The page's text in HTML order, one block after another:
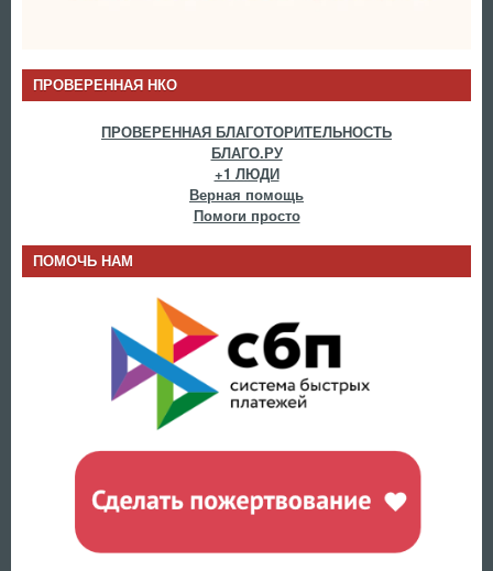
ПРОВЕРЕННАЯ НКО
ПРОВЕРЕННАЯ БЛАГОТОРИТЕЛЬНОСТЬ
БЛАГО.РУ
+1 ЛЮДИ
Верная помощь
Помоги просто
ПОМОЧЬ НАМ